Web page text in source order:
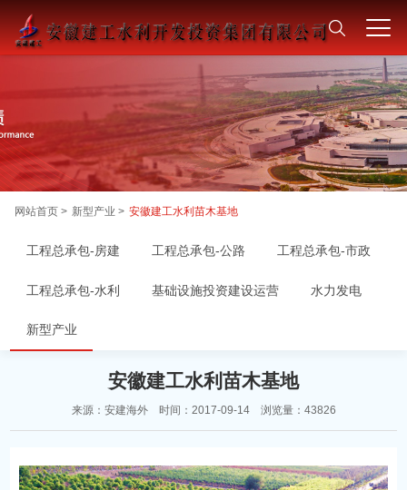
网站首页 > 新型产业 > 安徽建工水利苗木基地
工程总承包-房建 工程总承包-公路 工程总承包-市政
工程总承包-水利 基础设施投资建设运营 水力发电
新型产业
安徽建工水利苗木基地
来源：安建海外 时间：2017-09-14 浏览量：43826